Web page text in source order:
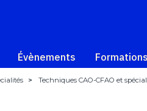
Évènements Formations
> Techniques CAO-CFAO et